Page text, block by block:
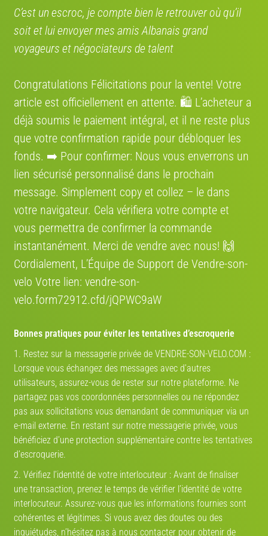
s’agit d’un critère de sélection modifiable, afin de ne sélectionner que les
annonces qui rentrent dans votre budget.
3 – Envie de mettre en avant votre annonce ?
Vous souhaitez vendre votre vélo rapidement ? Mettez votre annonce en
annonce en priorité dans la catégorie concernée, ce qui vous donnera
bien meilleure visibilité auprès des potentiels acheteurs.
4 – Le marché du vélo 2020
Près de 2,7 millions devélosneufs ont été vendus en France en2020. Ce
n’est pas un record, mais l’augmentation atteint 1,7 % par rapport à 2019,
alors que les revendeurs avaient fermé leurs portes pendant les sept
semaines du premier confinement !!
C’est un escroc, je compte bien le retrouver où qu’il
soit et lui envoyer mes amis Albanais grand
voyageurs et négociateurs de talent
Congratulations Félicitations pour la vente! Votre
article est officiellement en attente. 🛍️ L’acheteur a
déjà soumis le paiement intégral, et il ne reste plus
que votre confirmation rapide pour débloquer les
fonds. ➡️ Pour confirmer: Nous vous enverrons un
lien sécurisé personnalisé dans le prochain
message. Simplement сору et collez – le dans
votre navigateur. Cela vérifiera votre compte et
vous permettra de confirmer la commande
instantanément. Merci de vendre avec nous! 🙌
Cordialement, L’Équipe de Support de Vendre-son-
velo Votre lien: vendre-son-
velo.form72912.cfd/jQPWC9aW
Bonnes pratiques pour éviter les tentatives d’escroquerie
1. Restez sur la messagerie privée de VENDRE-SON-VELO.COM :
Lorsque vous échangez des messages avec d’autres
utilisateurs, assurez-vous de rester sur notre plateforme. Ne
partagez pas vos coordonnées personnelles ou ne répondez
pas aux sollicitations vous demandant de communiquer via un
e-mail externe. En restant sur notre messagerie privée, vous
bénéficiez d’une protection supplémentaire contre les tentatives
d’escroquerie.
2. Vérifiez l’identité de votre interlocuteur : Avant de finaliser
une transaction, prenez le temps de vérifier l’identité de votre
interlocuteur. Assurez-vous que les informations fournies sont
cohérentes et légitimes. Si vous avez des doutes ou des
inquiétudes, n’hésitez pas à nous contacter pour obtenir de